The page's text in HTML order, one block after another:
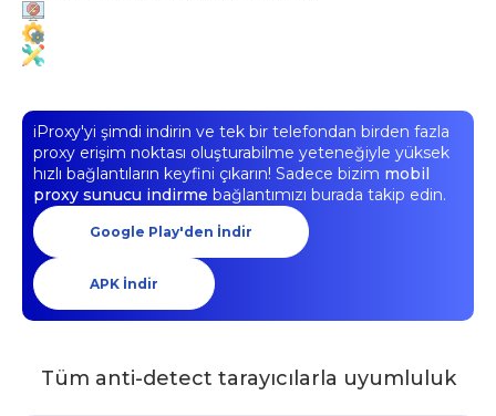
iProxy'yi şimdi indirin ve tek bir telefondan birden fazla
proxy erişim noktası oluşturabilme yeteneğiyle yüksek
hızlı bağlantıların keyfini çıkarın! Sadece bizim mobil
proxy sunucu indirme bağlantımızı burada takip edin.
Google Play'den İndir
APK İndir
Tüm anti-detect tarayıcılarla uyumluluk